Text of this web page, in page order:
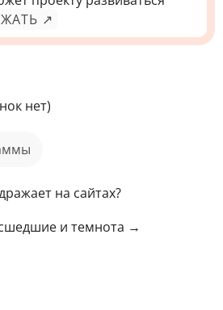
↗
нет)
на сайтах?
и темнота →